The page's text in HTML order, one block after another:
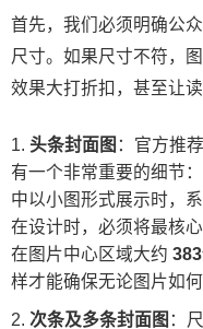
首先，我们必须明确公
尺寸。如果尺寸不符，
效果大打折扣，甚至让
头条封面图 ：官方推
有一个非常重要的细节
中以小图形式展示时，
在设计时，必须将最核
在图片中心区域大约
样才能确保无论图片如
次条及多条封面图 ：